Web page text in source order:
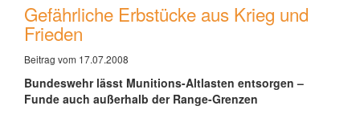
Gefährliche Erbstücke aus Krieg und
Frieden
Beitrag vom 17.07.2008
Bundeswehr lässt Munitions-Altlasten entsorgen –
Funde auch außerhalb der Range-Grenzen